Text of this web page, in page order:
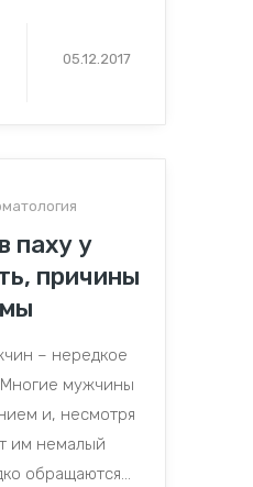
05.12.2017
паху у
причины
– нередкое
мужчины
и, несмотря
им немалый
обращаются...